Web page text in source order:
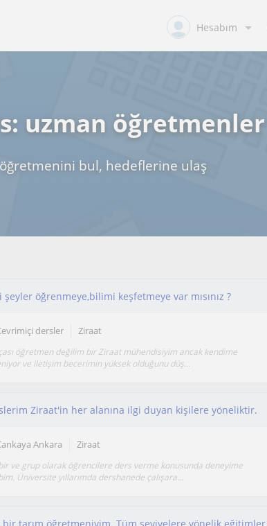
Hesabım
uzman öğretmenler
bul, hedeflerine ulaş
şeyler öğrenmeye,bilimi keşfetmeye var mısınız ?
dersler Ziraat
öğretmen değilim bir Ziraat mühendisiyim ancak kendime
ve iletişim becerimin yüksek olduğunu düş...
Ziraat'in her alanına ilgi duyan kişilere yöneliktir.
Ankara Ziraat
ve grup olarak öğrencilere ders verme konusunda deneyime
Üniversite yıllarımda dershanede çalışara...